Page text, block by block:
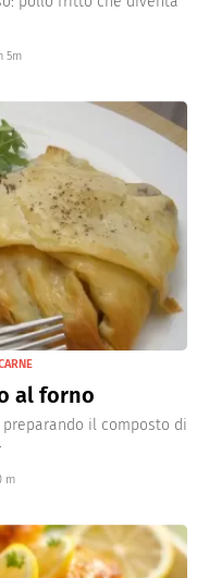
5m
al forno
il composto di
m